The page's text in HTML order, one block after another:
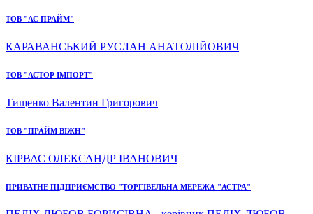
ТОВ "АС ПРАЙМ"
КАРАВАНСЬКИЙ РУСЛАН АНАТОЛІЙОВИЧ
ТОВ "АСТОР ІМПОРТ"
Тищенко Валентин Григорович
ТОВ "ПРАЙМ ВІЖН"
КІРВАС ОЛЕКСАНДР ІВАНОВИЧ
ПРИВАТНЕ ПІДПРИЄМСТВО "ТОРГІВЕЛЬНА МЕРЕЖА "АСТРА"